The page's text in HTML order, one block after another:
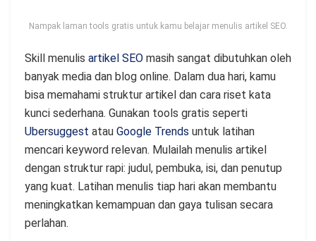
Nampak laman tools gratis untuk kamu belajar menulis artikel SEO.
Skill menulis artikel SEO masih sangat dibutuhkan oleh
banyak media dan blog online. Dalam dua hari, kamu
bisa memahami struktur artikel dan cara riset kata
kunci sederhana. Gunakan tools gratis seperti
Ubersuggest atau Google Trends untuk latihan
mencari keyword relevan. Mulailah menulis artikel
dengan struktur rapi: judul, pembuka, isi, dan penutup
yang kuat. Latihan menulis tiap hari akan membantu
meningkatkan kemampuan dan gaya tulisan secara
perlahan.